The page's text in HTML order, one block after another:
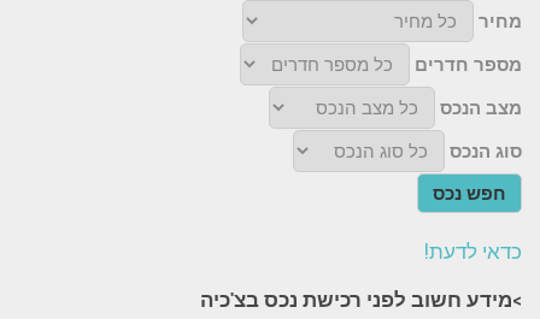
מחיר
מספר חדרים
מצב הנכס
סוג הנכס
חפש נכס
כדאי לדעת!
>מידע חשוב לפני רכישת נכס בצ'כיה​